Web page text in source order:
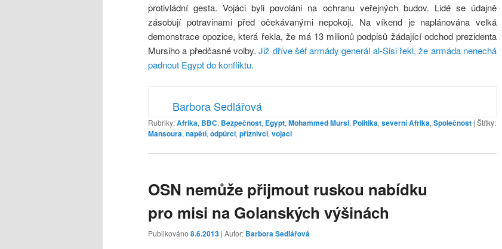
protivládní gesta. Vojáci byli povoláni na ochranu veřejných budov. Lidé se údajně
zásobují potravinami před očekávanými nepokoji. Na víkend je naplánována velká
demonstrace opozice, která řekla, že má 13 milionů podpisů žádající odchod prezidenta
Mursiho a předčasné volby.Již dříve šéf armády generál al-Sisi řekl, že armáda nenechá
padnout Egypt do konfliktu.
Barbora Sedlářová
Rubriky:Afrika, BBC, Bezpečnost, Egypt, Mohammed Mursi, Politika, severní Afrika, Společnost | Štítky:
Mansoura, napětí, odpůrci, příznivci, vojaci
OSN nemůže přijmout ruskou nabídku
pro misi na Golanských výšinách
Publikováno 8.6.2013 | Autor: Barbora Sedlářová